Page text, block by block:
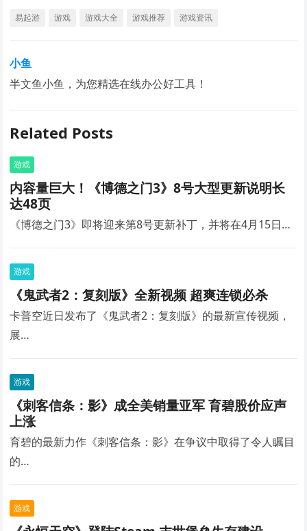
易起游 游戏 游戏大全 游戏推荐 游戏资讯
小鱼
半文鱼小鱼，为您精选在线办公好工具！
Related Posts
游戏
内容量巨大！《博德之门3》8号大型更新说明长
达48页
《博德之门3》即将迎来第8号更新补丁，并将在4月15日…
游戏
《鬼武者2：复刻版》全新视频 超爽连锁必杀
卡普空近日发布了《鬼武者2：复刻版》的最新宣传视频，
展…
游戏
《刺客信条：影》成全美销量亚军 育碧股价应声
上涨
育碧的最新力作《刺客信条：影》在争议中取得了令人瞩目
的…
游戏